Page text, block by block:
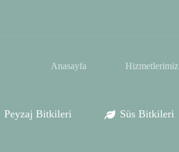
Anasayfa Hizmetlerimiz
Peyzaj Bitkileri Süs Bitkileri